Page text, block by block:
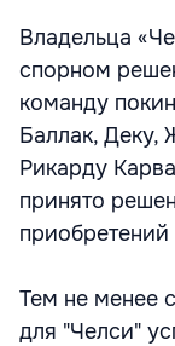
Владельца
спорном
команду
Баллак, Деку,
Рикарду
принято
Тем не менее
для "Челси"